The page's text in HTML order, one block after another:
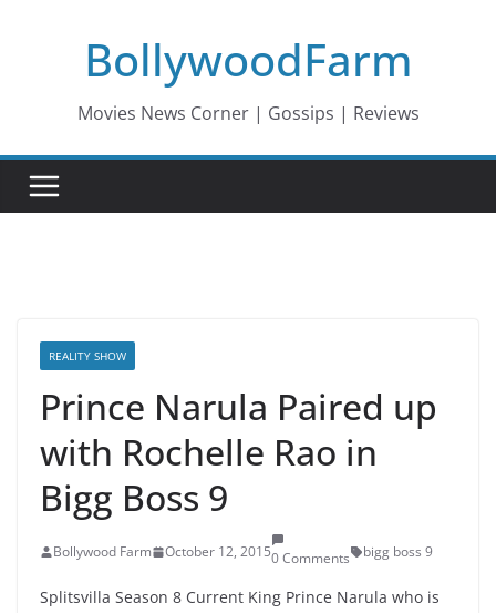
BollywoodFarm
Movies News Corner | Gossips | Reviews
REALITY SHOW
Prince Narula Paired up
with Rochelle Rao in
Bigg Boss 9
Bollywood Farm October 12, 20150 Comments bigg boss 9
Splitsvilla Season 8 Current King Prince Narula who is